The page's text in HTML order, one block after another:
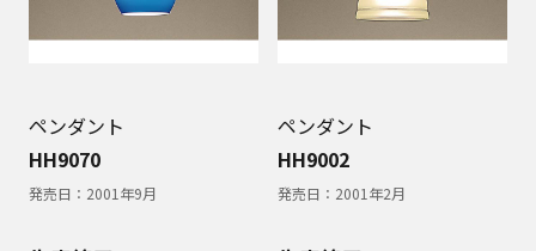
ペンダント
HH9070
発売日： 2001年9月
ペンダント
HH9002
発売日： 2001年2月